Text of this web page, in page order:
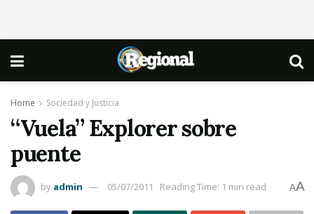
Home Sociedad y Justicia
“Vuela” Explorer sobre
puente
by admin 05/07/2011 Reading Time: 1 min read AA